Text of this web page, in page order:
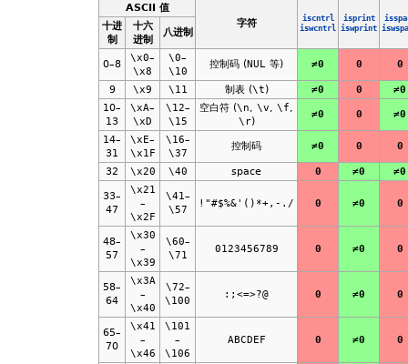
ASCII 值
字符
iscntrl
iswcntrl
isprint
iswprint
十进
制
十六
进制
八进制
0–8
\x0–
\x8
\0–
\10
控制码 (NUL 等) ≠0 0 0
9 \x9 \11 制表 (\t) ≠0 0
≠0
10–
13
\xA–
\xD
\12–
\15
空白符 (\n, \v, \f,
\r)
≠0 0 ≠0
14–
31
\xE–
\x1F
\16–
\37
控制码 ≠0 0 0
32 \x20 \40 space 0 ≠0 ≠0
33–
47
\x21
–
\x2F
\41–
\57
!"#$%&'()*+,-./ 0 ≠0 0
48–
57
\x30
–
\x39
\60–
\71
0123456789 0 ≠0 0
58–
64
\x3A
–
\x40
\72–
\100
:;<=>?@ 0 ≠0 0
65–
70
\x41
–
\x46
\101
–
\106
ABCDEF 0 ≠0 0